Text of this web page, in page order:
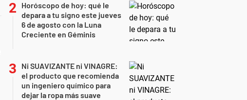
Horóscopo de hoy: qué le
depara a tu signo este jueves
6 de agosto con la Luna
Creciente en Géminis
Ni SUAVIZANTE ni VINAGRE:
el producto que recomienda
un ingeniero químico para
dejar la ropa más suave